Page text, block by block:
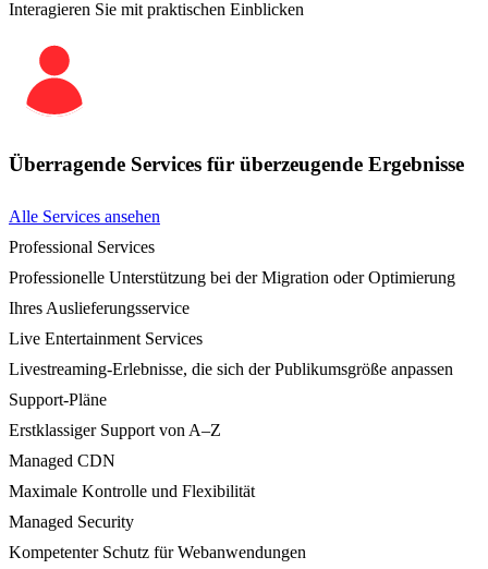
Interagieren Sie mit praktischen Einblicken
Überragende Services für überzeugende Ergebnisse
Alle Services ansehen
Professional Services
Professionelle Unterstützung bei der Migration oder Optimierung
Ihres Auslieferungsservice
Live Entertainment Services
Livestreaming-Erlebnisse, die sich der Publikumsgröße anpassen
Support-Pläne
Erstklassiger Support von A–Z
Managed CDN
Maximale Kontrolle und Flexibilität
Managed Security
Kompetenter Schutz für Webanwendungen